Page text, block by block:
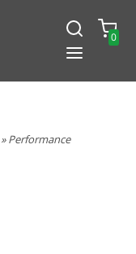
0
» Performance